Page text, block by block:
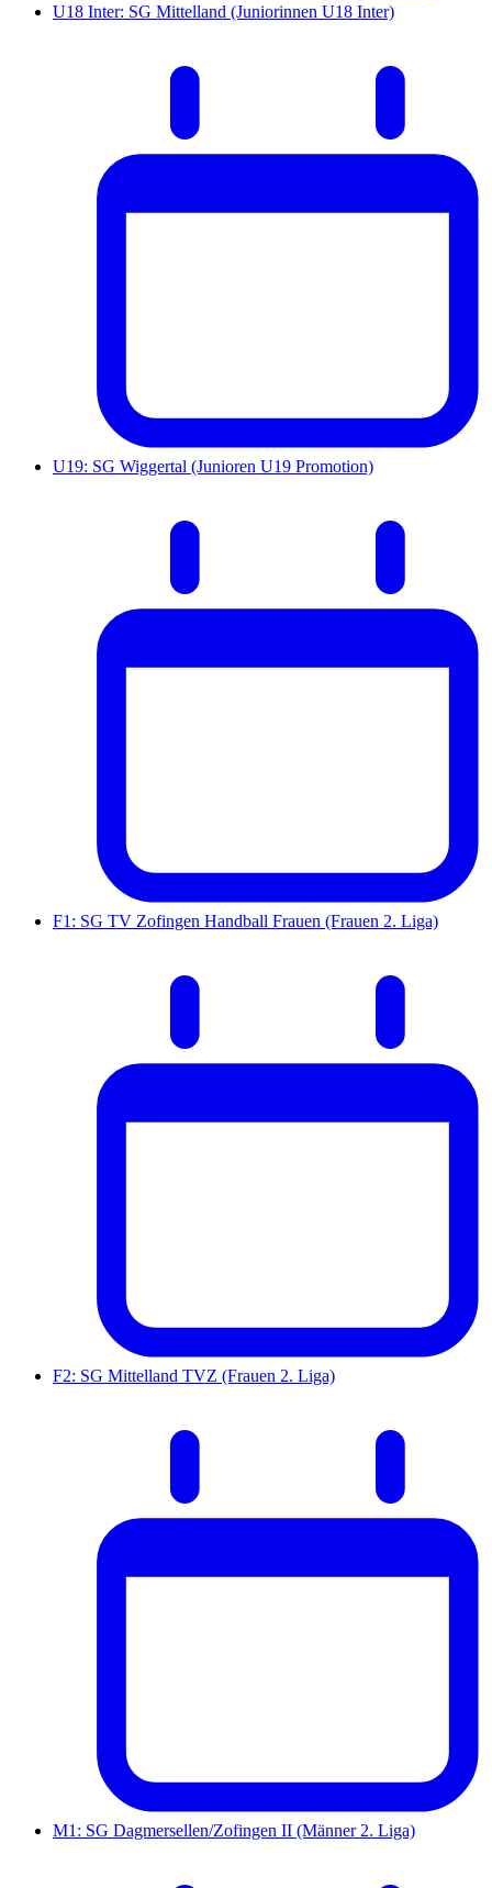
U18 Inter: SG Mittelland (Juniorinnen U18 Inter)
U19: SG Wiggertal (Junioren U19 Promotion)
F1: SG TV Zofingen Handball Frauen (Frauen 2. Liga)
F2: SG Mittelland TVZ (Frauen 2. Liga)
M1: SG Dagmersellen/Zofingen II (Männer 2. Liga)